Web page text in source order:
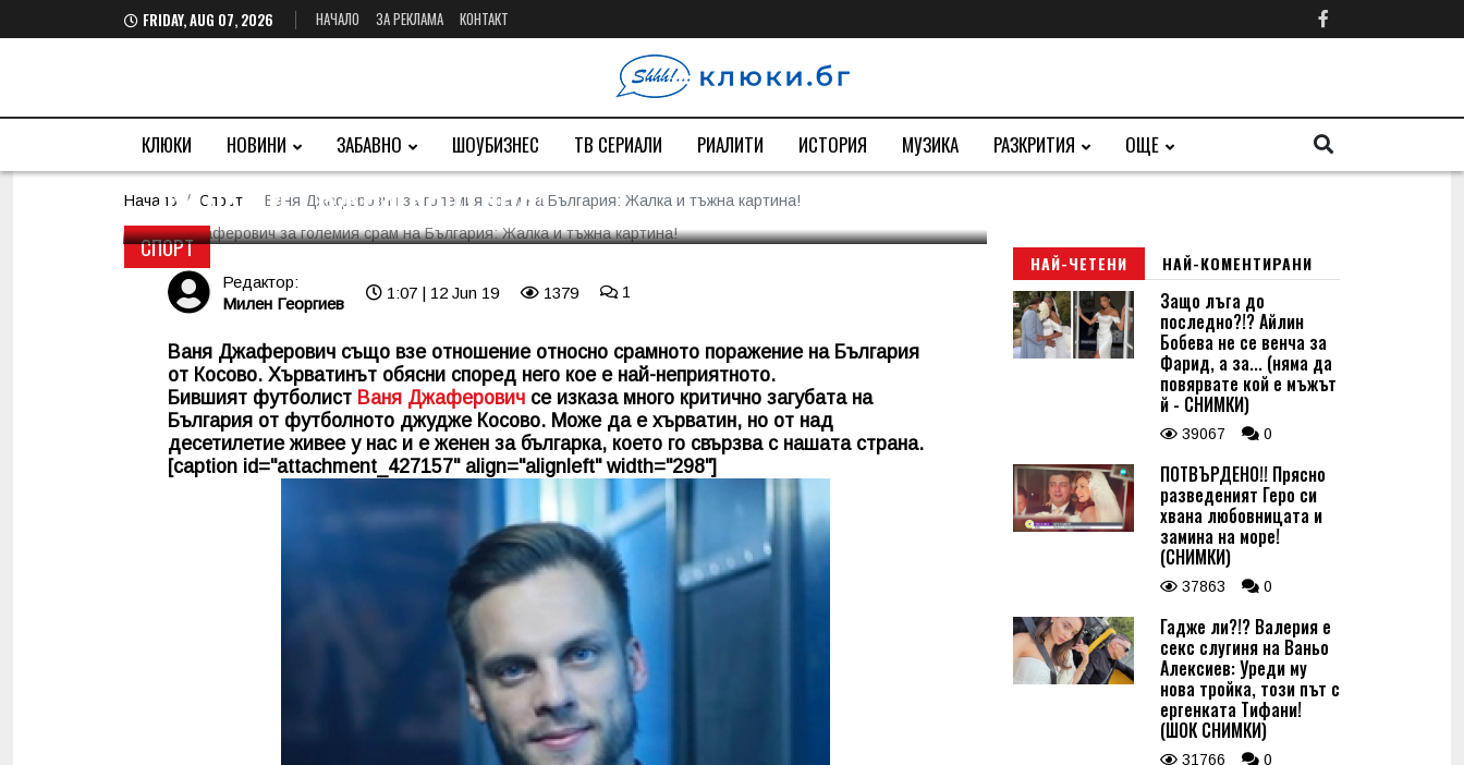
FRIDAY, AUG 07, 2026 НАЧАЛО ЗА РЕКЛАМА КОНТАКТ
КЛЮКИ НОВИНИ ЗАБАВНО ШОУБИЗНЕС ТВ СЕРИАЛИ РИАЛИТИ ИСТОРИЯ МУЗИКА РАЗКРИТИЯ ОЩЕ
Начало Спорт Ваня Джаферович за големия срам на България: Жалка и тъжна картина!
СПОРТ
Ваня Джаферович за големия срам на България:
Жалка и тъжна картина!
Редактор:
Милен Георгиев
1:07 | 12 Jun 19 1379 1
Ваня Джаферович също взе отношение относно срамното поражение на България
от Косово. Хърватинът обясни според него кое е най-неприятното.
Бившият футболист Ваня Джаферович се изказа много критично загубата на
България от футболното джудже Косово. Може да е хърватин, но от над
десетилетие живее у нас и е женен за българка, което го свързва с нашата страна.
[caption id="attachment_427157" align="alignleft" width="298"]
НАЙ-ЧЕТЕНИ НАЙ-КОМЕНТИРАНИ
Защо лъга до
последно?!? Айлин
Бобева не се венча за
Фарид, а за... (няма да
повярвате кой е мъжът
й - СНИМКИ)
39067 0
ПОТВЪРДЕНО!! Прясно
разведеният Геро си
хвана любовницата и
замина на море!
(СНИМКИ)
37863 0
Гадже ли?!? Валерия е
секс слугиня на Ваньо
Алексиев: Уреди му
нова тройка, този път с
ергенката Тифани!
(ШОК СНИМКИ)
31766 0